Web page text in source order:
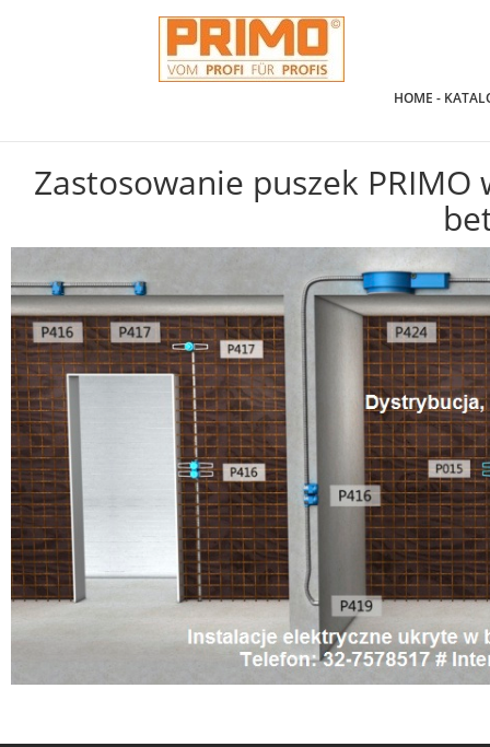
HOME -
Zastosowanie puszek